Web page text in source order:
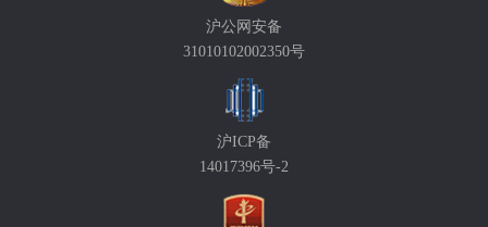
沪公网安备
31010102002350号
沪ICP备
14017396号-2